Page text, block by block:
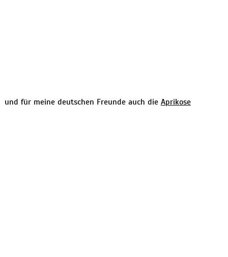
und für meine deutschen Freunde auch die Aprikose